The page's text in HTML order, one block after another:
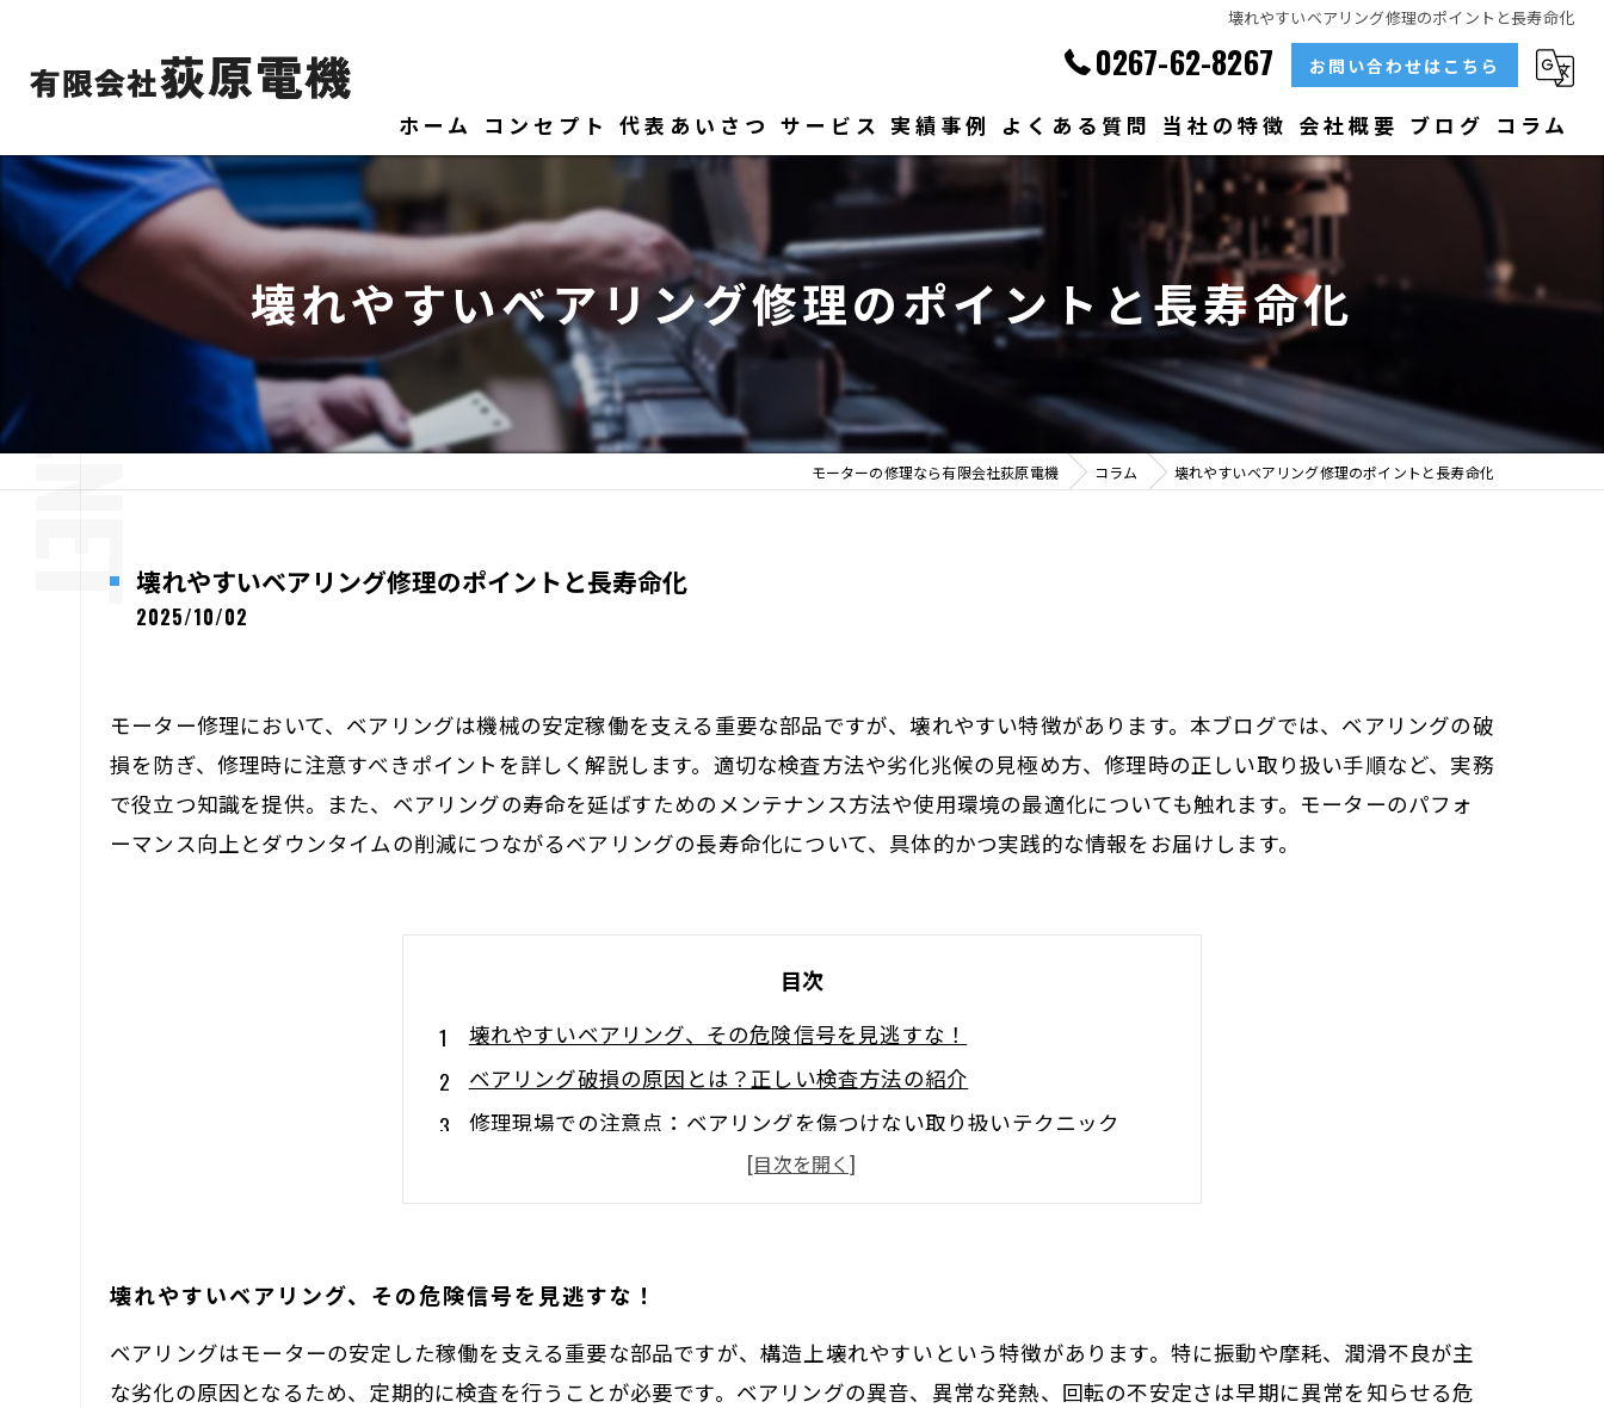
壊れやすいベアリング修理のポイントと長寿命化
0267-62-8267 お問い合わせはこちら
ホーム コンセプト 代表あいさつ サービス 実績事例 よくある質問 当社の特徴
ベアリング
大型
メンテナンス
販売
会社概要 ブログ コラム
壊れやすいベアリング修理のポイントと長寿命化
モーターの修理なら有限会社荻原電機 コラム 壊れやすいベアリング修理のポイントと長寿命化
壊れやすいベアリング修理のポイントと長寿命化
2025/10/02
モーター修理において、ベアリングは機械の安定稼働を支える重要な部品ですが、壊れやすい特徴があります。本ブログでは、ベアリングの破
損を防ぎ、修理時に注意すべきポイントを詳しく解説します。適切な検査方法や劣化兆候の見極め方、修理時の正しい取り扱い手順など、実務
で役立つ知識を提供。また、ベアリングの寿命を延ばすためのメンテナンス方法や使用環境の最適化についても触れます。モーターのパフォ
ーマンス向上とダウンタイムの削減につながるベアリングの長寿命化について、具体的かつ実践的な情報をお届けします。
目次
壊れやすいベアリング、その危険信号を見逃すな！
ベアリング破損の原因とは？正しい検査方法の紹介
修理現場での注意点：ベアリングを傷つけない取り扱いテクニック
長寿命化の秘訣！ベアリングメンテナンスと環境最適化のポイント
ベアリング修理でモーター性能UP！ダウンタイム削減の成功ストーリー
壊れやすいベアリング修理の要点と最新メンテナンス術まとめ
壊れやすいベアリング、その危険信号を見逃すな！
ベアリングはモーターの安定した稼働を支える重要な部品ですが、構造上壊れやすいという特徴があります。特に振動や摩耗、潤滑不良が主
な劣化の原因となるため、定期的に検査を行うことが必要です。ベアリングの異音、異常な発熱、回転の不安定さは早期に異常を知らせる危